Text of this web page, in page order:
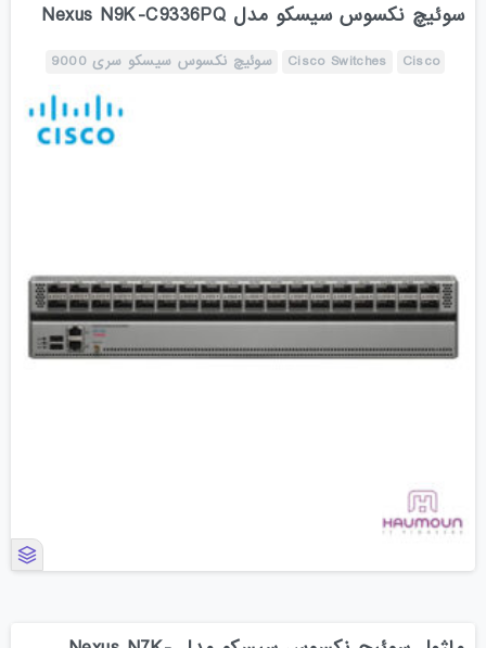
سوئیچ نکسوس سیسکو مدل Nexus N9K-C9336PQ
Cisco
Cisco Switches سوئیچ نکسوس سیسکو سری 9000